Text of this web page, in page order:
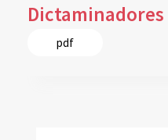
Dictaminadores
pdf